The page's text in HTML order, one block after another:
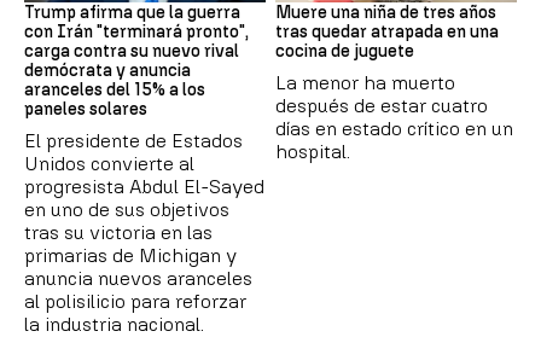
Trump afirma que la guerra
con Irán "terminará pronto",
carga contra su nuevo rival
demócrata y anuncia
aranceles del 15% a los
paneles solares
El presidente de Estados
Unidos convierte al
progresista Abdul El-Sayed
en uno de sus objetivos
tras su victoria en las
primarias de Michigan y
anuncia nuevos aranceles
al polisilicio para reforzar
la industria nacional.
Muere una niña de tres años
tras quedar atrapada en una
cocina de juguete
La menor ha muerto
después de estar cuatro
días en estado crítico en un
hospital.